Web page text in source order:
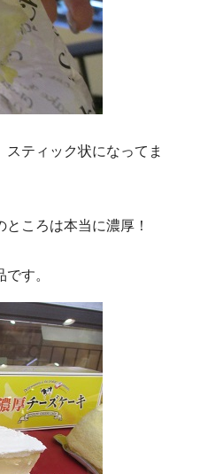
ティック状になってま
ころは本当に濃厚！
す。